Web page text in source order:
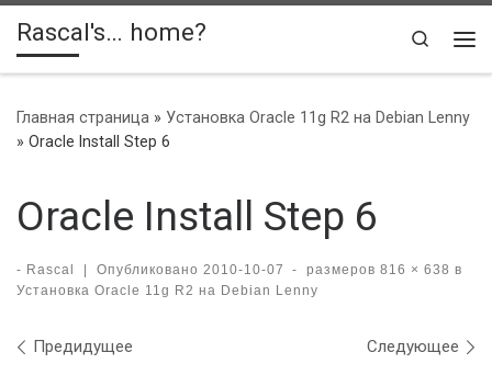
Skip to content
Rascal's… home?
Search
Главная страница » Установка Oracle 11g R2 на Debian Lenny
» Oracle Install Step 6
Oracle Install Step 6
- Rascal | Опубликовано 2010-10-07 - размеров 816 × 638 в
Установка Oracle 11g R2 на Debian Lenny
Навигация по изображениям
Предидущее Следующее